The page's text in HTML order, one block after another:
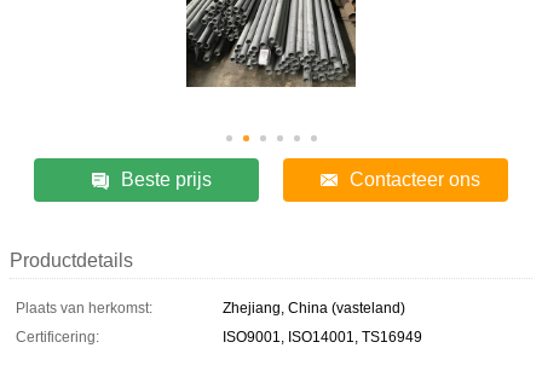
Beste prijs Contacteer ons
Productdetails
Plaats van herkomst:
Zhejiang, China (vasteland)
Certificering:
ISO9001, ISO14001, TS16949